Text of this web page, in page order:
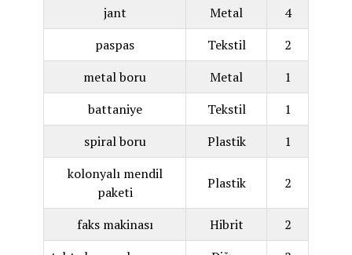
jant
Metal
4
paspas
Tekstil
2
metal boru
Metal
1
battaniye
Tekstil
1
spiral boru
Plastik
1
kolonyalı mendil
paketi
Plastik 2
faks makinası Hibrit
2